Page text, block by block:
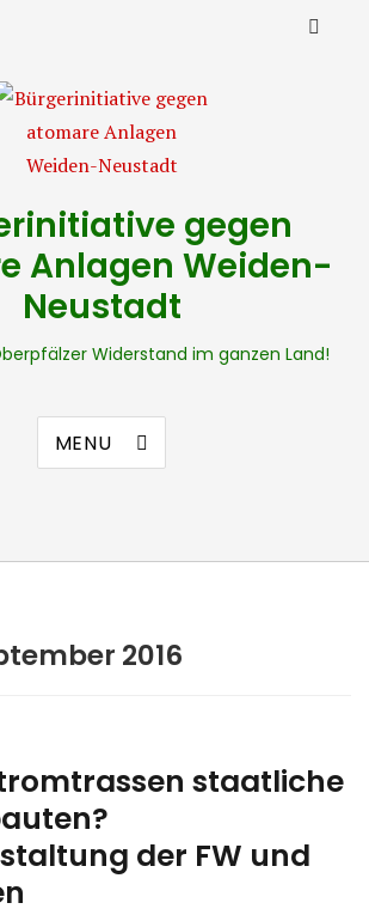
gegen
Anlagen Weiden-
Neustadt
Widerstand im ganzen Land!
MENU
2016
staatliche
der FW und